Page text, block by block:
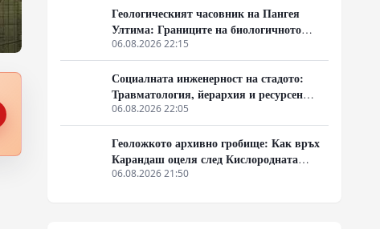
Геологическият часовник на Пангея
Ултима: Границите на биологичното
оцеляване
06.08.2026 22:15
Социалната инженерност на стадото:
Травматология, йерархия и ресурсен
монопол
06.08.2026 22:05
Геоложкото архивно гробище: Как връх
Карандаш оцеля след Кислородната
катастрофа без органична матрица
06.08.2026 21:50